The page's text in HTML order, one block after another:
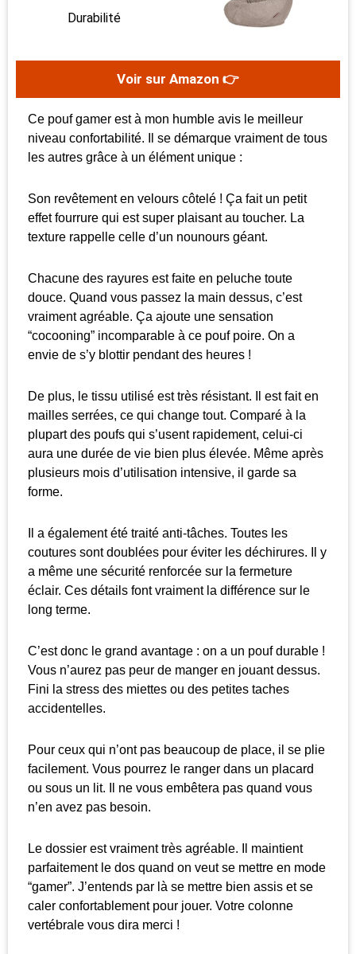
Durabilité
Voir sur Amazon 👉
Ce pouf gamer est à mon humble avis le meilleur
niveau confortabilité. Il se démarque vraiment de tous
les autres grâce à un élément unique :
Son revêtement en velours côtelé ! Ça fait un petit
effet fourrure qui est super plaisant au toucher. La
texture rappelle celle d’un nounours géant.
Chacune des rayures est faite en peluche toute
douce. Quand vous passez la main dessus, c’est
vraiment agréable. Ça ajoute une sensation
“cocooning” incomparable à ce pouf poire. On a
envie de s’y blottir pendant des heures !
De plus, le tissu utilisé est très résistant. Il est fait en
mailles serrées, ce qui change tout. Comparé à la
plupart des poufs qui s’usent rapidement, celui-ci
aura une durée de vie bien plus élevée. Même après
plusieurs mois d’utilisation intensive, il garde sa
forme.
Il a également été traité anti-tâches. Toutes les
coutures sont doublées pour éviter les déchirures. Il y
a même une sécurité renforcée sur la fermeture
éclair. Ces détails font vraiment la différence sur le
long terme.
C’est donc le grand avantage : on a un pouf durable !
Vous n’aurez pas peur de manger en jouant dessus.
Fini la stress des miettes ou des petites taches
accidentelles.
Pour ceux qui n’ont pas beaucoup de place, il se plie
facilement. Vous pourrez le ranger dans un placard
ou sous un lit. Il ne vous embêtera pas quand vous
n’en avez pas besoin.
Le dossier est vraiment très agréable. Il maintient
parfaitement le dos quand on veut se mettre en mode
“gamer”. J’entends par là se mettre bien assis et se
caler confortablement pour jouer. Votre colonne
vertébrale vous dira merci !